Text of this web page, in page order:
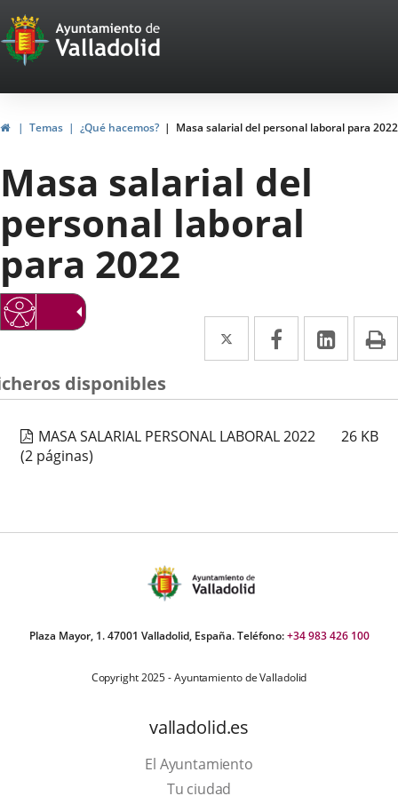
Portal
Web
del
Ayuntamiento
de
Valladolid
InicioTemas ¿Qué hacemos? Masa salarial del personal laboral para 2022
Masa salarial del
personal laboral
para 2022
Twitter
Enlace
a
una
externa.
Facebook
Enlace
a
una
externa.
Enlace
a
una
disponibles
MASA SALARIAL PERSONAL LABORAL 2022 26 KB
(2 páginas)
Plaza Mayor, 1. 47001 Valladolid, España. Teléfono:+34 983 426 100
Copyright 2025 - Ayuntamiento de Valladolid
valladolid.es
El Ayuntamiento
Tu ciudad